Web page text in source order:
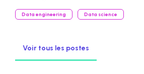
Data engineering Data science
Voir tous les postes